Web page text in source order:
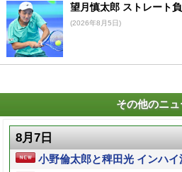
望月慎太郎 ストレート
(2026年8月5日)
その他のニュ
8月7日
小野倫太郎と稗田光 インハイ